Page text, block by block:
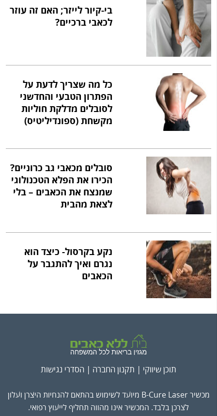
בי-קיור לייזר; האם זה עוזר
לכאבי ברכיים?
כל מה שצריך לדעת על
הפתרון הטבעי והחדשני
לסובלים מדלקת חוליות
מקשחת (ספונדיליטיס)
סובלים מכאבי גב כרוניים?
הכירו את הפלא הטכנולוגי
שמנצח את הכאבים – בלי
לצאת מהבית
נקע בקרסול- כיצד הוא
נגרם ואיך להתגבר על
הכאבים
תוכן שיווקי | תקנון החברה הסדרי נגישות
מכשיר B-Cure Laser מיועד לשימוש בהתאם להנחיות היצרן ועלון
לצרכן בלבד. המכשיר אינו מהווה תחליף לייעוץ רפואי.